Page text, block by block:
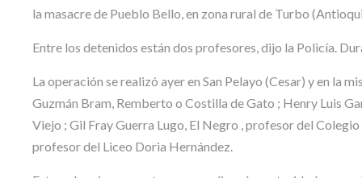
la masacre de Pueblo Bello, en zona rural de Turbo
Entre los detenidos están dos profesores, dijo la Policía.
La operación se realizó ayer en San Pelayo (Cesar) y en la
Guzmán Bram, Remberto o Costilla de Gato ; Henry Luis
Viejo ; Gil Fray Guerra Lugo, El Negro , profesor del
profesor del Liceo Doria Hernández.